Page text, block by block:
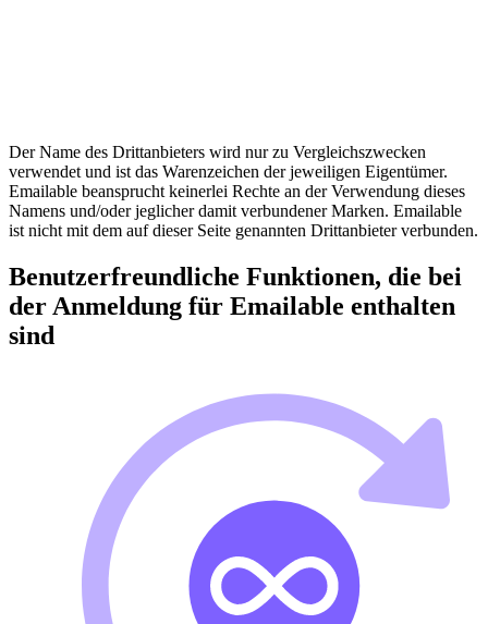
Der Name des Drittanbieters wird nur zu Vergleichszwecken
verwendet und ist das Warenzeichen der jeweiligen Eigentümer.
Emailable beansprucht keinerlei Rechte an der Verwendung dieses
Namens und/oder jeglicher damit verbundener Marken. Emailable
ist nicht mit dem auf dieser Seite genannten Drittanbieter verbunden.
Benutzerfreundliche Funktionen, die bei
der Anmeldung für Emailable enthalten
sind